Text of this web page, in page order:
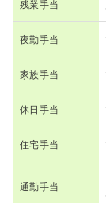
残業手当
夜勤手当
家族手当
休日手当
住宅手当
通勤手当